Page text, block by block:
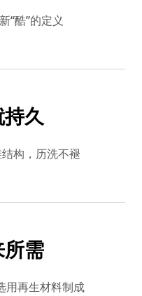
“酷”的定义
久
构，历洗不褪
需
用再生材料制成